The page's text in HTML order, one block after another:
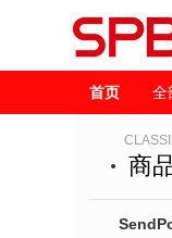
首页 全
商